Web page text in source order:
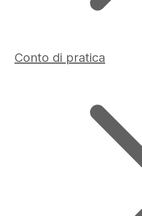
Conto di pratica